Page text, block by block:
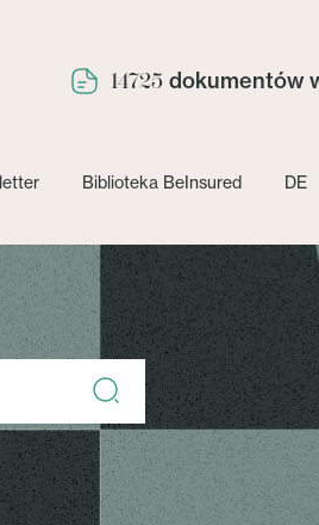
14725 dokumentów
Biblioteka BeInsured DE